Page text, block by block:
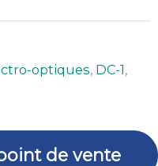
optiques, DC-1,
de vente